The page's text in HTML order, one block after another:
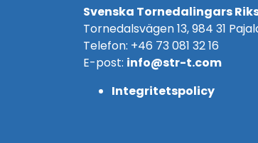
Svenska Tornedalingars
Tornedalsvägen 13, 984 31
Telefon: +46 73 081 32 16
E-post: info@str-t.com
Integritetspolicy